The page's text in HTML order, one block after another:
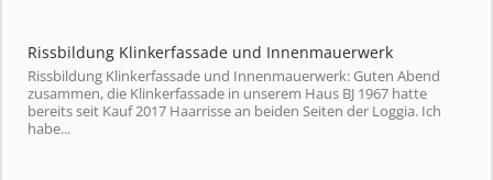
Rissbildung Klinkerfassade und Innenmauerwerk
Rissbildung Klinkerfassade und Innenmauerwerk: Guten Abend
zusammen, die Klinkerfassade in unserem Haus BJ 1967 hatte
bereits seit Kauf 2017 Haarrisse an beiden Seiten der Loggia. Ich
habe...